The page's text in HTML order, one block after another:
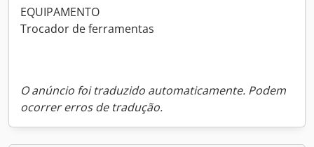
EQUIPAMENTO
Trocador de ferramentas
O anúncio foi traduzido automaticamente. Podem
ocorrer erros de tradução.